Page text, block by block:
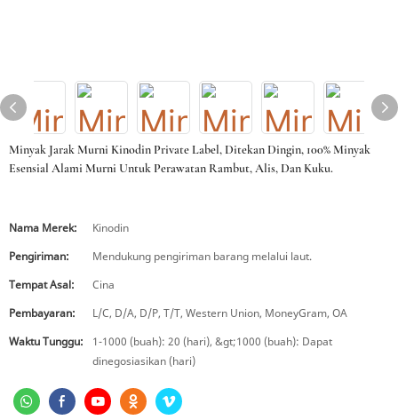
Minyak Jarak Murni Kinodin Private Label, Ditekan Dingin, 100% Minyak
Esensial Alami Murni Untuk Perawatan Rambut, Alis, Dan Kuku.
Nama Merek:
Kinodin
Pengiriman:
Mendukung pengiriman barang melalui laut.
Tempat Asal:
Cina
Pembayaran:
L/C, D/A, D/P, T/T, Western Union, MoneyGram, OA
Waktu Tunggu:
1-1000 (buah): 20 (hari), &gt;1000 (buah): Dapat
dinegosiasikan (hari)